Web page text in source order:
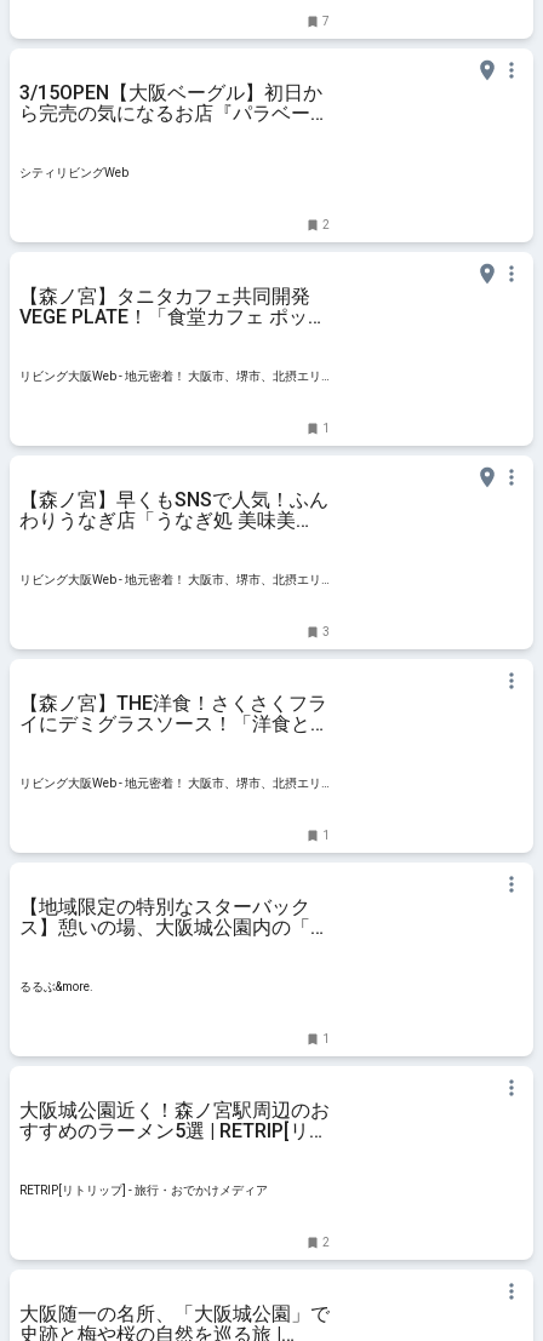
7
3/15OPEN【大阪ベーグル】初日か
ら完売の気になるお店『パラベーグ
シティリビングWeb
2
【森ノ宮】タニタカフェ共同開発
VEGE PLATE！「食堂カフェ ポット
リビング大阪Web - 地元密着！ 大阪市、堺市、北摂エリ
1
【森ノ宮】早くもSNSで人気！ふん
わりうなぎ店「うなぎ処 美味美
リビング大阪Web - 地元密着！ 大阪市、堺市、北摂エリ
3
【森ノ宮】THE洋食！さくさくフラ
イにデミグラスソース！「洋食とビ
リビング大阪Web - 地元密着！ 大阪市、堺市、北摂エリ
1
【地域限定の特別なスターバック
ス】憩いの場、大阪城公園内の「ス
るるぶ&more.
1
大阪城公園近く！森ノ宮駅周辺のお
すすめのラーメン5選 | RETRIP[リト
RETRIP[リトリップ] - 旅行・おでかけメディア
2
大阪随一の名所、「大阪城公園」で
史跡と梅や桜の自然を巡る旅 |